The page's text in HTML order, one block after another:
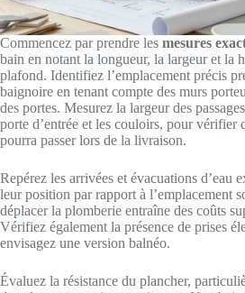
Commencez par prendre les mesures
bain en notant la longueur, la largeur et la
plafond. Identifiez l’emplacement précis
baignoire en tenant compte des murs
des portes. Mesurez la largeur des
porte d’entrée et les couloirs, pour vérifier
pourra passer lors de la livraison.
Repérez les arrivées et évacuations d’eau
leur position par rapport à l’emplacement
déplacer la plomberie entraîne des coûts
Vérifiez également la présence de prises
envisagez une version balnéo.
Évaluez la résistance du plancher,